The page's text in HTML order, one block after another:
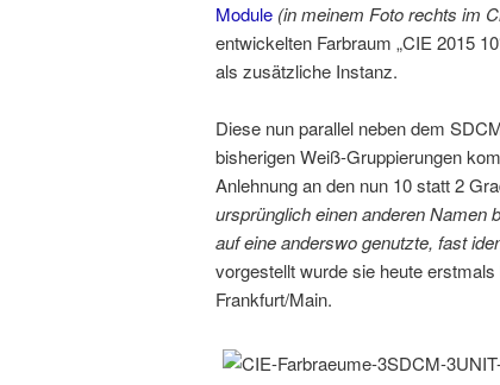
Module (in meinem Foto rechts im
entwickelten Farbraum „CIE 2015
als zusätzliche Instanz.
Diese nun parallel neben dem
bisherigen Weiß-Gruppierungen
Anlehnung an den nun 10 statt 2
ursprünglich einen anderen Namen
auf eine anderswo genutzte, fast
vorgestellt wurde sie heute erstmals
Frankfurt/Main.